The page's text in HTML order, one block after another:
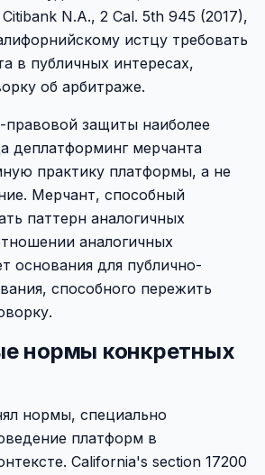
N.A., 2 Cal. 5th 945 (2017),
истцу требовать
в публичных интересах,
об арбитраже.
правовой защиты наиболее
деплатформинг мерчанта
практику платформы, а не
Мерчант, способный
паттерн аналогичных
аналогичных
основания для публично-
способного пережить
нормы конкретных
нормы, специально
платформ в
California's section 17200